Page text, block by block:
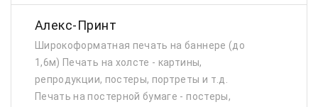
Алекс-Принт
Широкоформатная печать на баннере (до
1,6м) Печать на холсте - картины,
репродукции, постеры, портреты и т.д.
Печать на постерной бумаге - постеры,